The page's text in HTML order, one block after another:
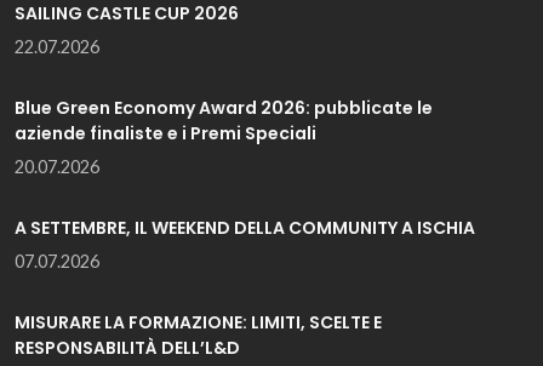
SAILING CASTLE CUP 2026
22.07.2026
Blue Green Economy Award 2026: pubblicate le
aziende finaliste e i Premi Speciali
20.07.2026
A SETTEMBRE, IL WEEKEND DELLA COMMUNITY A ISCHIA
07.07.2026
MISURARE LA FORMAZIONE: LIMITI, SCELTE E
RESPONSABILITÀ DELL’L&D